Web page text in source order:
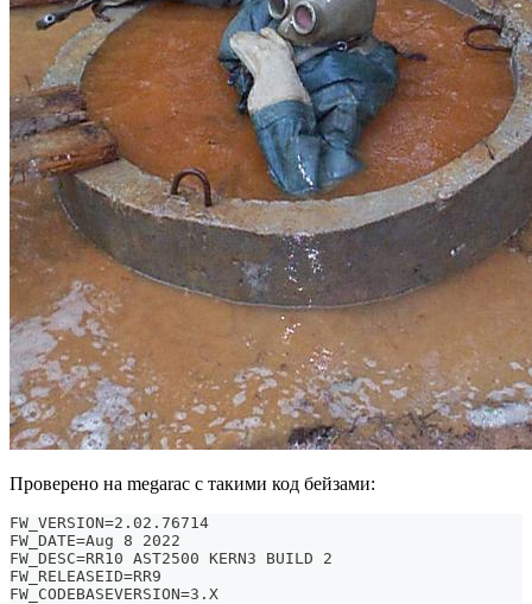
Проверено на megarac с такими код бейзами:
FW_VERSION=2.02.76714
FW_DATE=Aug 8 2022
FW_DESC=RR10 AST2500 KERN3 BUILD 2
FW_RELEASEID=RR9
FW_CODEBASEVERSION=3.X